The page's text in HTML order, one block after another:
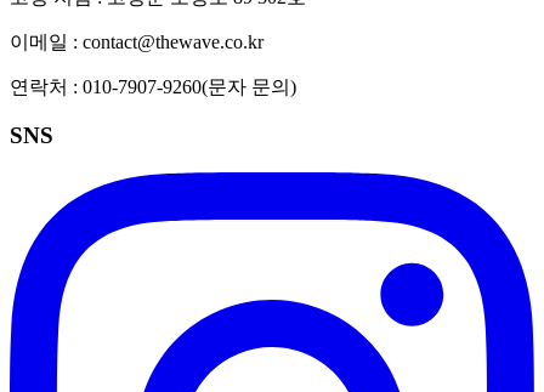
이메일 : contact@thewave.co.kr
연락처 : 010-7907-9260(문자 문의)
SNS